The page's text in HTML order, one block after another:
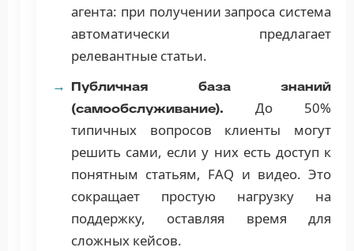
агента: при получении запроса система
автоматически предлагает
релевантные статьи.
Публичная база знаний
(самообслуживание). До 50%
типичных вопросов клиенты могут
решить сами, если у них есть доступ к
понятным статьям, FAQ и видео. Это
сокращает простую нагрузку на
поддержку, оставляя время для
сложных кейсов.